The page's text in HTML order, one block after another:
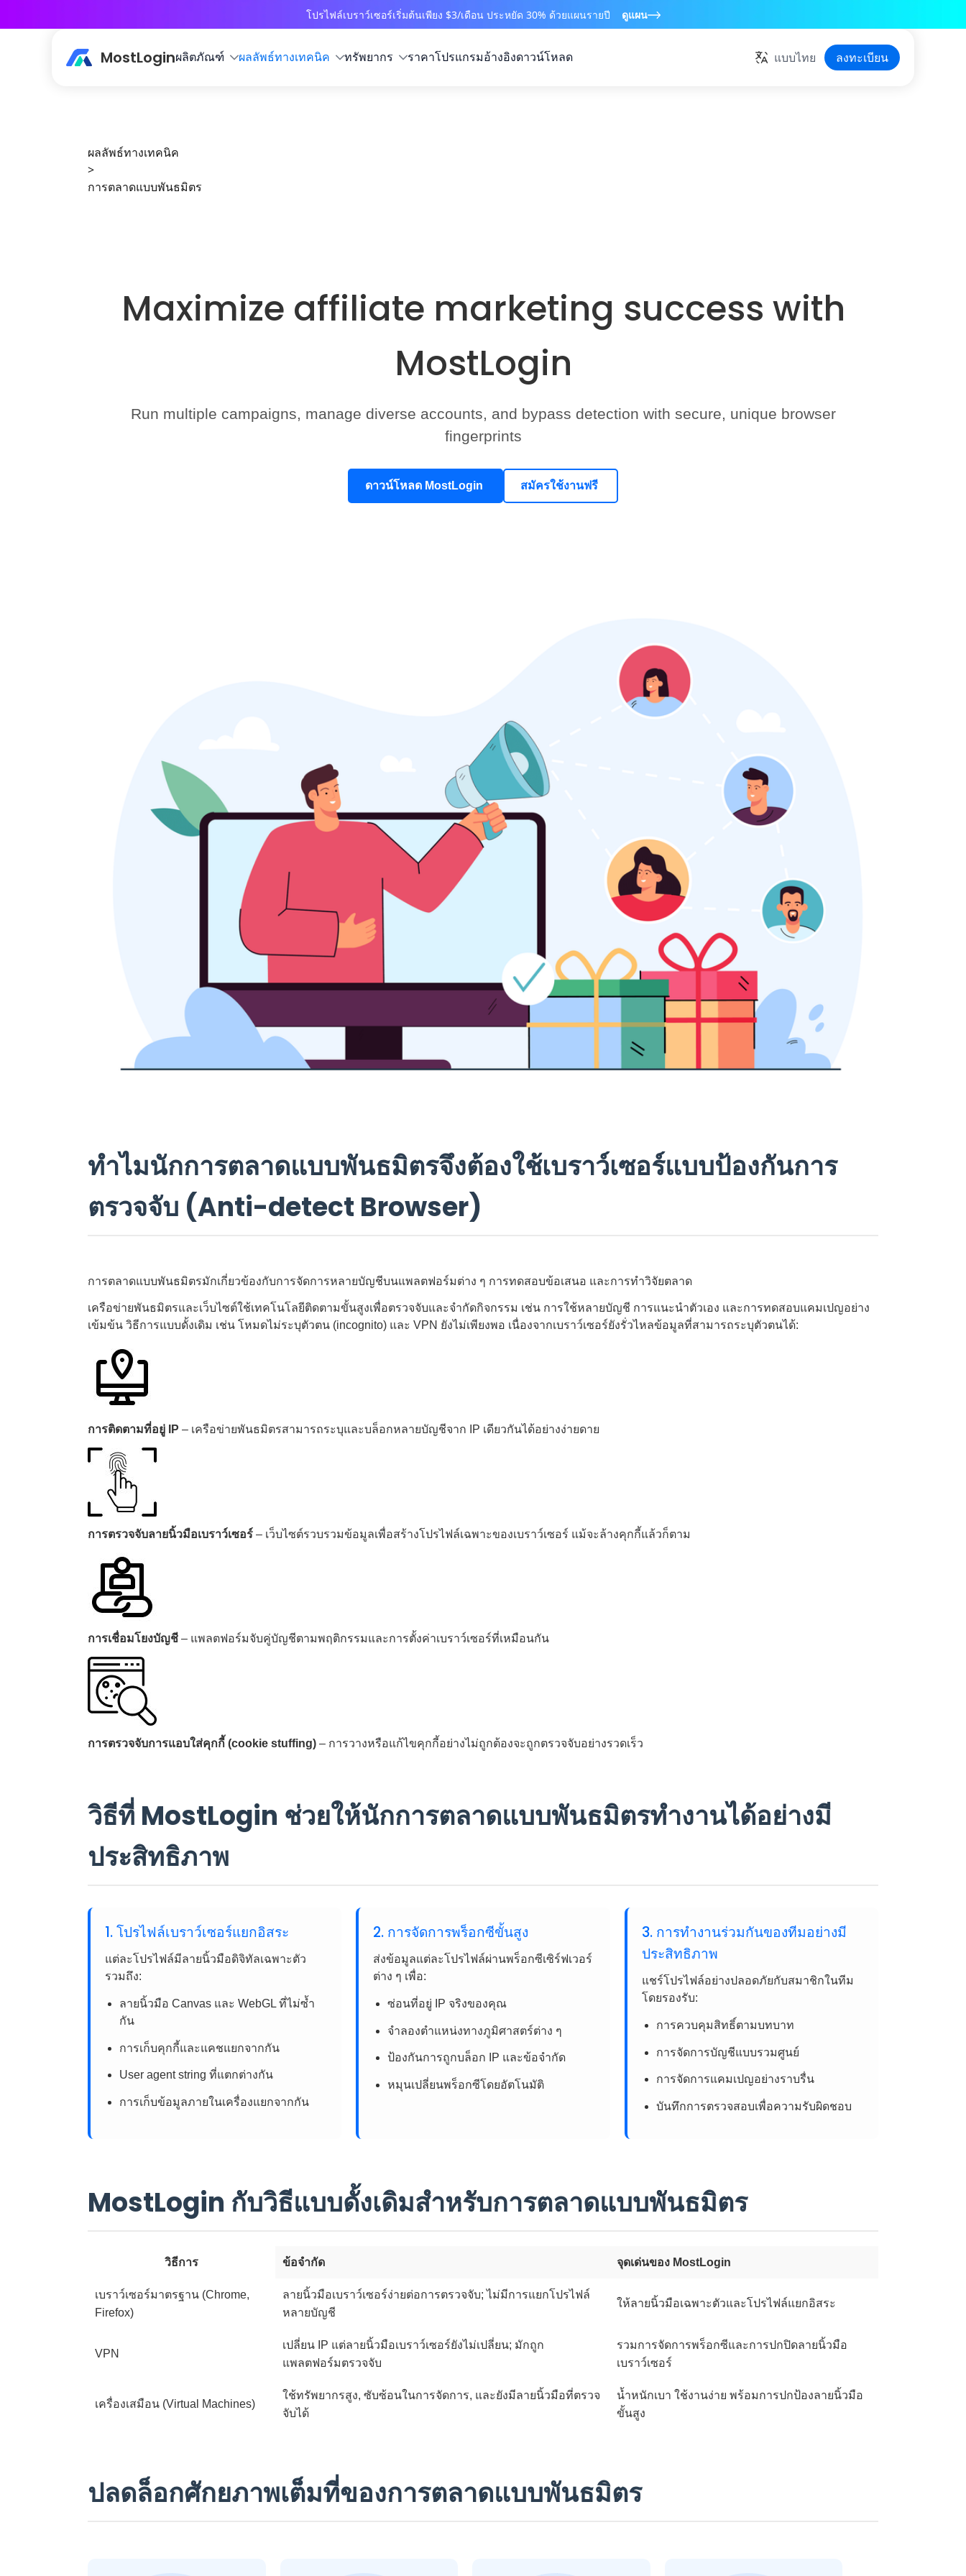
โปรไฟล์เบราว์เซอร์เริ่มต้นเพียง $3/เดือน ประหยัด 30% ด้วยแผนรายปี ดูแผน
MostLoginผลิตภัณฑ์ ผลลัพธ์ทางเทคนิค ทรัพยากร ราคาโปรแกรมอ้างอิงดาวน์โหลด แบบไทย ลงทะเบียน
ผลลัพธ์ทางเทคนิค
>
การตลาดแบบพันธมิตร
Maximize affiliate marketing success with
MostLogin
Run multiple campaigns, manage diverse accounts, and bypass detection with secure, unique browser
fingerprints
ดาวน์โหลด MostLogin สมัครใช้งานฟรี
ทำไมนักการตลาดแบบพันธมิตรจึงต้องใช้เบราว์เซอร์แบบป้องกันการ
ตรวจจับ (Anti-detect Browser)
การตลาดแบบพันธมิตรมักเกี่ยวข้องกับการจัดการหลายบัญชีบนแพลตฟอร์มต่าง ๆ การทดสอบข้อเสนอ และการทำวิจัยตลาด
เครือข่ายพันธมิตรและเว็บไซต์ใช้เทคโนโลยีติดตามขั้นสูงเพื่อตรวจจับและจำกัดกิจกรรม เช่น การใช้หลายบัญชี การแนะนำตัวเอง และการทดสอบแคมเปญอย่าง
เข้มข้น วิธีการแบบดั้งเดิม เช่น โหมดไม่ระบุตัวตน (incognito) และ VPN ยังไม่เพียงพอ เนื่องจากเบราว์เซอร์ยังรั่วไหลข้อมูลที่สามารถระบุตัวตนได้:
การติดตามที่อยู่ IP – เครือข่ายพันธมิตรสามารถระบุและบล็อกหลายบัญชีจาก IP เดียวกันได้อย่างง่ายดาย
การตรวจจับลายนิ้วมือเบราว์เซอร์ – เว็บไซต์รวบรวมข้อมูลเพื่อสร้างโปรไฟล์เฉพาะของเบราว์เซอร์ แม้จะล้างคุกกี้แล้วก็ตาม
การเชื่อมโยงบัญชี – แพลตฟอร์มจับคู่บัญชีตามพฤติกรรมและการตั้งค่าเบราว์เซอร์ที่เหมือนกัน
การตรวจจับการแอบใส่คุกกี้ (cookie stuffing) – การวางหรือแก้ไขคุกกี้อย่างไม่ถูกต้องจะถูกตรวจจับอย่างรวดเร็ว
วิธีที่ MostLogin ช่วยให้นักการตลาดแบบพันธมิตรทำงานได้อย่างมี
ประสิทธิภาพ
1. โปรไฟล์เบราว์เซอร์แยกอิสระ
แต่ละโปรไฟล์มีลายนิ้วมือดิจิทัลเฉพาะตัว
รวมถึง:
ลายนิ้วมือ Canvas และ WebGL ที่ไม่ซ้ำ
กัน
การเก็บคุกกี้และแคชแยกจากกัน
User agent string ที่แตกต่างกัน
การเก็บข้อมูลภายในเครื่องแยกจากกัน
2. การจัดการพร็อกซีขั้นสูง
ส่งข้อมูลแต่ละโปรไฟล์ผ่านพร็อกซีเซิร์ฟเวอร์
ต่าง ๆ เพื่อ:
ซ่อนที่อยู่ IP จริงของคุณ
จำลองตำแหน่งทางภูมิศาสตร์ต่าง ๆ
ป้องกันการถูกบล็อก IP และข้อจำกัด
หมุนเปลี่ยนพร็อกซีโดยอัตโนมัติ
3. การทำงานร่วมกันของทีมอย่างมี
ประสิทธิภาพ
แชร์โปรไฟล์อย่างปลอดภัยกับสมาชิกในทีม
โดยรองรับ:
การควบคุมสิทธิ์ตามบทบาท
การจัดการบัญชีแบบรวมศูนย์
การจัดการแคมเปญอย่างราบรื่น
บันทึกการตรวจสอบเพื่อความรับผิดชอบ
MostLogin กับวิธีแบบดั้งเดิมสำหรับการตลาดแบบพันธมิตร
วิธีการ ข้อจำกัด จุดเด่นของ MostLogin
เบราว์เซอร์มาตรฐาน (Chrome,
Firefox)
ลายนิ้วมือเบราว์เซอร์ง่ายต่อการตรวจจับ; ไม่มีการแยกโปรไฟล์
หลายบัญชี
ให้ลายนิ้วมือเฉพาะตัวและโปรไฟล์แยกอิสระ
VPN
เปลี่ยน IP แต่ลายนิ้วมือเบราว์เซอร์ยังไม่เปลี่ยน; มักถูก
แพลตฟอร์มตรวจจับ
รวมการจัดการพร็อกซีและการปกปิดลายนิ้วมือ
เบราว์เซอร์
เครื่องเสมือน (Virtual Machines)
ใช้ทรัพยากรสูง, ซับซ้อนในการจัดการ, และยังมีลายนิ้วมือที่ตรวจ
จับได้
น้ำหนักเบา ใช้งานง่าย พร้อมการปกป้องลายนิ้วมือ
ขั้นสูง
ปลดล็อกศักยภาพเต็มที่ของการตลาดแบบพันธมิตร